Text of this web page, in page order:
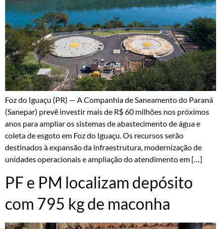
Foz do Iguaçu (PR) — A Companhia de Saneamento do Paraná
(Sanepar) prevê investir mais de R$ 60 milhões nos próximos
anos para ampliar os sistemas de abastecimento de água e
coleta de esgoto em Foz do Iguaçu. Os recursos serão
destinados à expansão da infraestrutura, modernização de
unidades operacionais e ampliação do atendimento em […]
PF e PM localizam depósito
com 795 kg de maconha